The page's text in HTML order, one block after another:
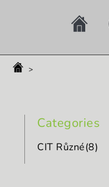
>
Categories
CIT Různé(8)